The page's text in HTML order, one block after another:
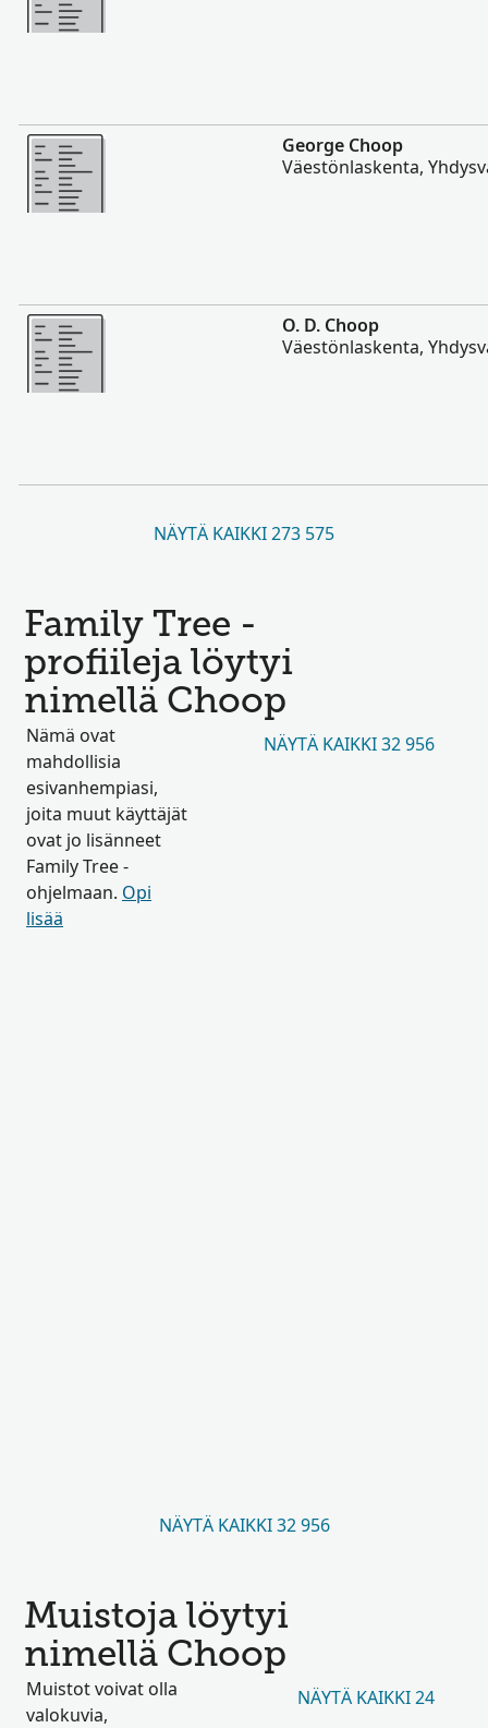
Enemmän
George Choop
Väestönlaskenta,
Enemmän
O. D. Choop
Väestönlaskenta,
NÄYTÄ KAIKKI 273 575
Family Tree -
profiileja löytyi
nimellä Choop
Nämä ovat
mahdollisia
esivanhempiasi,
joita muut käyttäjät
ovat jo lisänneet
Family Tree -
ohjelmaan. Opi
lisää
NÄYTÄ KAIKKI 32 956
NÄYTÄ KAIKKI 32 956
Muistoja löytyi
nimellä Choop
Muistot voivat olla
valokuvia,
NÄYTÄ KAIKKI 24